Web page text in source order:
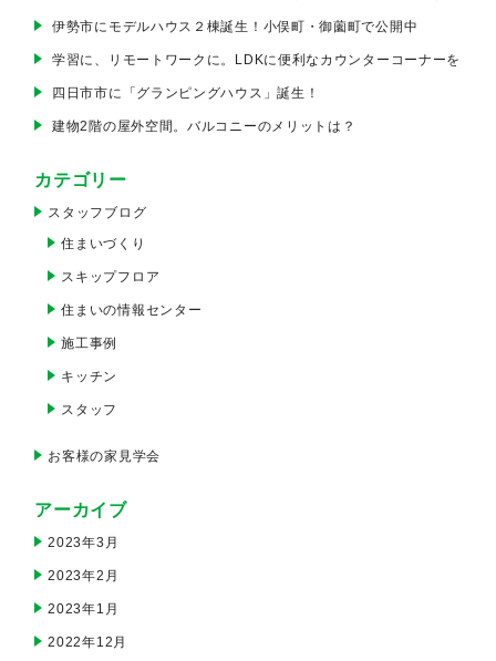
伊勢市にモデルハウス２棟誕生！小俣町・御薗町で公開中
学習に、リモートワークに。LDKに便利なカウンターコーナーを
四日市市に「グランピングハウス」誕生！
建物2階の屋外空間。バルコニーのメリットは？
カテゴリー
スタッフブログ
住まいづくり
スキップフロア
住まいの情報センター
施工事例
キッチン
スタッフ
お客様の家見学会
アーカイブ
2023年3月
2023年2月
2023年1月
2022年12月